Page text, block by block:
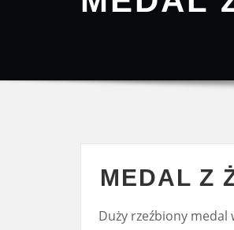
MEDAL Z
Duży rzeźbiony medal